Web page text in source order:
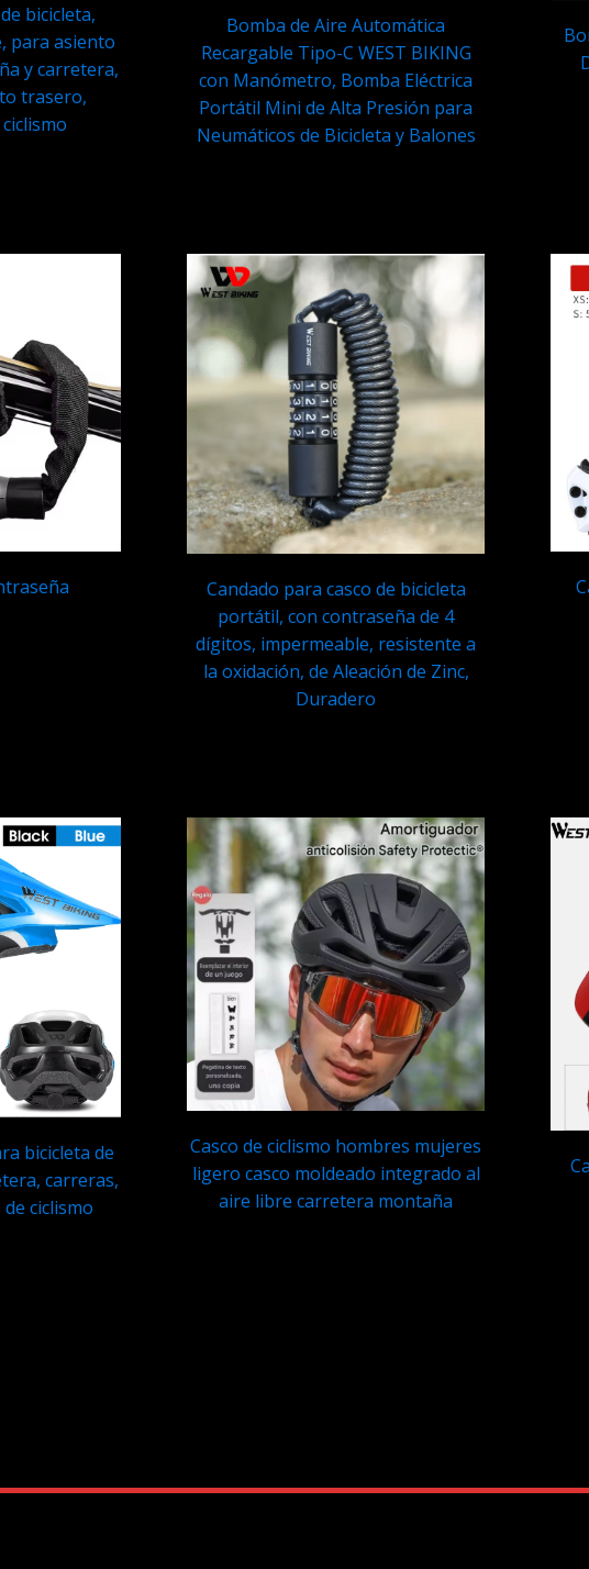
bicicleta,
para asiento
y carretera,
trasero,
Bomba de Aire Automática
Recargable Tipo-C WEST BIKING
con Manómetro, Bomba Eléctrica
Portátil Mini de Alta Presión para
Neumáticos de Bicicleta y Balones
Candado para casco de bicicleta
portátil, con contraseña de 4
dígitos, impermeable, resistente a
la oxidación, de Aleación de Zinc,
Duradero
bicicleta de
carreras,
ciclismo
Casco de ciclismo hombres mujeres
ligero casco moldeado integrado al
aire libre carretera montaña